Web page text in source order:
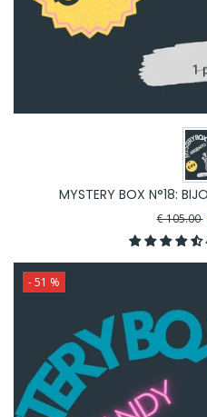
MYSTERY BOX N°18:
€ 105.00
- 51 %